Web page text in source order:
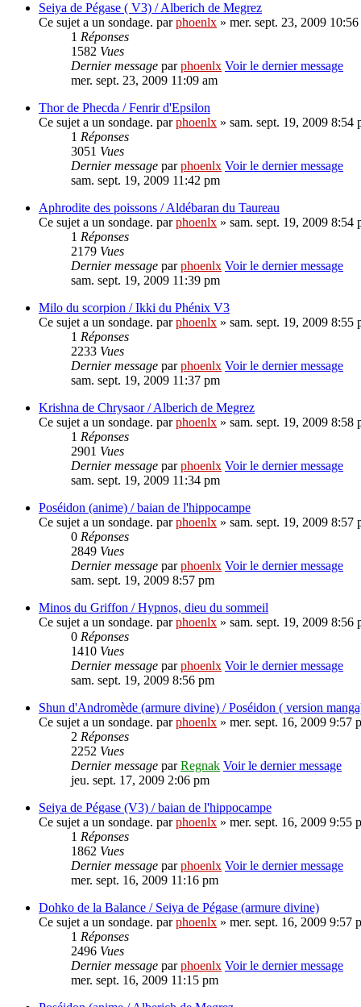
Seiya de Pégase ( V3) / Alberich de Megrez
Ce sujet a un sondage. parphoenlx » mer. sept. 23, 2009 10:56
1 Réponses
1582 Vues
Dernier message parphoenlx Voir le dernier message
mer. sept. 23, 2009 11:09 am
Thor de Phecda / Fenrir d'Epsilon
Ce sujet a un sondage. parphoenlx » sam. sept. 19, 2009 8:54
1 Réponses
3051 Vues
Dernier message parphoenlx Voir le dernier message
sam. sept. 19, 2009 11:42 pm
Aphrodite des poissons / Aldébaran du Taureau
Ce sujet a un sondage. parphoenlx » sam. sept. 19, 2009 8:54
1 Réponses
2179 Vues
Dernier message parphoenlx Voir le dernier message
sam. sept. 19, 2009 11:39 pm
Milo du scorpion / Ikki du Phénix V3
Ce sujet a un sondage. parphoenlx » sam. sept. 19, 2009 8:55
1 Réponses
2233 Vues
Dernier message parphoenlx Voir le dernier message
sam. sept. 19, 2009 11:37 pm
Krishna de Chrysaor / Alberich de Megrez
Ce sujet a un sondage. parphoenlx » sam. sept. 19, 2009 8:58
1 Réponses
2901 Vues
Dernier message parphoenlx Voir le dernier message
sam. sept. 19, 2009 11:34 pm
Poséidon (anime) / baian de l'hippocampe
Ce sujet a un sondage. parphoenlx » sam. sept. 19, 2009 8:57
0 Réponses
2849 Vues
Dernier message parphoenlx Voir le dernier message
sam. sept. 19, 2009 8:57 pm
Minos du Griffon / Hypnos, dieu du sommeil
Ce sujet a un sondage. parphoenlx » sam. sept. 19, 2009 8:56
0 Réponses
1410 Vues
Dernier message parphoenlx Voir le dernier message
sam. sept. 19, 2009 8:56 pm
Shun d'Andromède (armure divine) / Poséidon ( version
Ce sujet a un sondage. parphoenlx » mer. sept. 16, 2009 9:57
2 Réponses
2252 Vues
Dernier message parRegnak Voir le dernier message
jeu. sept. 17, 2009 2:06 pm
Seiya de Pégase (V3) / baian de l'hippocampe
Ce sujet a un sondage. parphoenlx » mer. sept. 16, 2009 9:55
1 Réponses
1862 Vues
Dernier message parphoenlx Voir le dernier message
mer. sept. 16, 2009 11:16 pm
Dohko de la Balance / Seiya de Pégase (armure divine)
Ce sujet a un sondage. parphoenlx » mer. sept. 16, 2009 9:57
1 Réponses
2496 Vues
Dernier message parphoenlx Voir le dernier message
mer. sept. 16, 2009 11:15 pm